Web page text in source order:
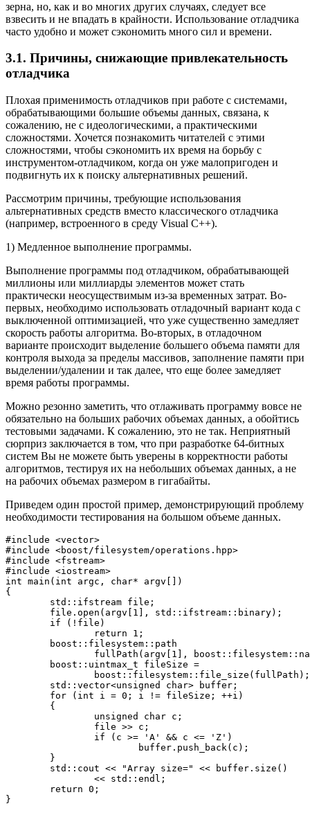
зерна, но, как и во многих других случаях, следует все
взвесить и не впадать в крайности. Использование отладчика
часто удобно и может сэкономить много сил и времени.
3.1. Причины, снижающие привлекательность
отладчика
Плохая применимость отладчиков при работе с системами,
обрабатывающими большие объемы данных, связана, к
сожалению, не с идеологическими, а практическими
сложностями. Хочется познакомить читателей с этими
сложностями, чтобы сэкономить их время на борьбу с
инструментом-отладчиком, когда он уже малопригоден и
подвигнуть их к поиску альтернативных решений.
Рассмотрим причины, требующие использования
альтернативных средств вместо классического отладчика
(например, встроенного в среду Visual C++).
1) Медленное выполнение программы.
Выполнение программы под отладчиком, обрабатывающей
миллионы или миллиарды элементов может стать
практически неосуществимым из-за временных затрат. Во-
первых, необходимо использовать отладочный вариант кода с
выключенной оптимизацией, что уже существенно замедляет
скорость работы алгоритма. Во-вторых, в отладочном
варианте происходит выделение большего объема памяти для
контроля выхода за пределы массивов, заполнение памяти при
выделении/удалении и так далее, что еще более замедляет
время работы программы.
Можно резонно заметить, что отлаживать программу вовсе не
обязательно на больших рабочих объемах данных, а обойтись
тестовыми задачами. К сожалению, это не так. Неприятный
сюрприз заключается в том, что при разработке 64-битных
систем Вы не можете быть уверены в корректности работы
алгоритмов, тестируя их на небольших объемах данных, а не
на рабочих объемах размером в гигабайты.
Приведем один простой пример, демонстрирующий проблему
необходимости тестирования на большом объеме данных.
#include <vector>
#include <boost/filesystem/operations.hpp>
#include <fstream>
#include <iostream>
int main(int argc, char* argv[])
{
        std::ifstream file;
        file.open(argv[1], std::ifstream::binary);
        if (!file)
                return 1;
        boost::filesystem::path
fullPath(argv[1],
        boost::uintmax_t fileSize =
                boost::filesystem::file_size(fullPath);
        std::vector<unsigned char> buffer;
        for (int i = 0; i != fileSize; ++i)
        {
                unsigned char c;
                file >> c;
                if (c >= 'A' && c <= 'Z')
                        buffer.push_back(c);
        }
        std::cout << "Array size=" << buffer.size()
                << std::endl;
        return 0;
}